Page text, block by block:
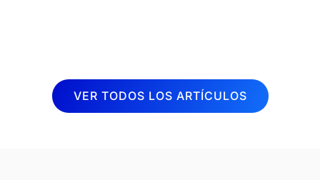
VER TODOS LOS ARTÍCULOS